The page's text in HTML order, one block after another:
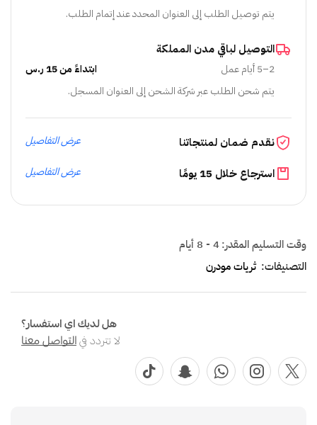
يتم توصيل الطلب إلى العنوان المحدد عند إتمام الطلب.
التوصيل لباقي مدن المملكة
2–5 أيام عمل
ابتداءً من 15 ر.س
يتم شحن الطلب عبر شركة الشحن إلى العنوان المسجل.
نقدم ضمان لمنتجاتنا عرض التفاصيل
استرجاع خلال 15 يومًا عرض التفاصيل
وقت التسليم المقدر:4 - 8 أيام
التصنيفات: ثريات مودرن
هل لديك اي استفسار؟
لا تتردد فيالتواصل معنا